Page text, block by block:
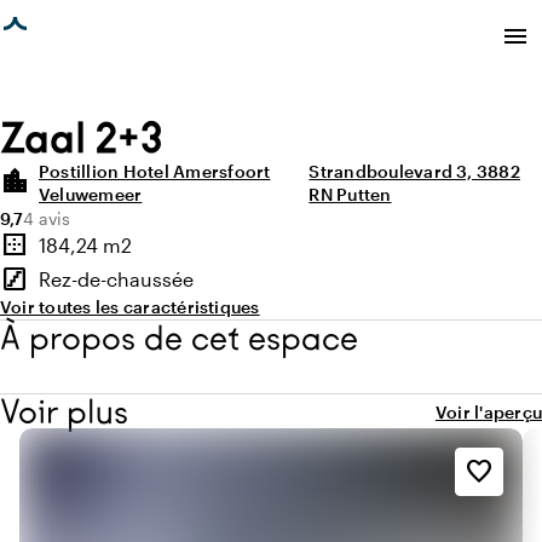
chargée
menu
Zaal 2+3
location_city
Postillion Hotel Amersfoort
Veluwemeer
Strandboulevard 3, 3882
RN Putten
Note moyenne de 9,7 sur 10
9,7Nombre d'avis : 4
4 avis
Points forts
border_outer
Superficie
184,24 m2
stairs
Étage
Rez-de-chaussée
Voir toutes les caractéristiques
À propos de cet espace
Voir plus
Voir l'aperçu
favorite_border